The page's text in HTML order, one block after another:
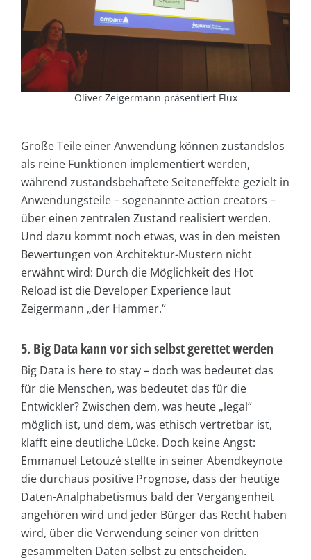
Oliver Zeigermann präsentiert Flux
Große Teile einer Anwendung können zustandslos
als reine Funktionen implementiert werden,
während zustandsbehaftete Seiteneffekte gezielt in
Anwendungsteile – sogenannte action creators –
über einen zentralen Zustand realisiert werden.
Und dazu kommt noch etwas, was in den meisten
Bewertungen von Architektur-Mustern nicht
erwähnt wird: Durch die Möglichkeit des Hot
Reload ist die Developer Experience laut
Zeigermann „der Hammer.“
5. Big Data kann vor sich selbst gerettet werden
Big Data is here to stay – doch was bedeutet das
für die Menschen, was bedeutet das für die
Entwickler? Zwischen dem, was heute „legal“
möglich ist, und dem, was ethisch vertretbar ist,
klafft eine deutliche Lücke. Doch keine Angst:
Emmanuel Letouzé stellte in seiner Abendkeynote
die durchaus positive Prognose, dass der heutige
Daten-Analphabetismus bald der Vergangenheit
angehören wird und jeder Bürger das Recht haben
wird, über die Verwendung seiner von dritten
gesammelten Daten selbst zu entscheiden.